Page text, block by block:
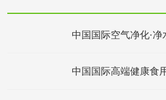
中国国际空气净化·净
中国国际高端健康食